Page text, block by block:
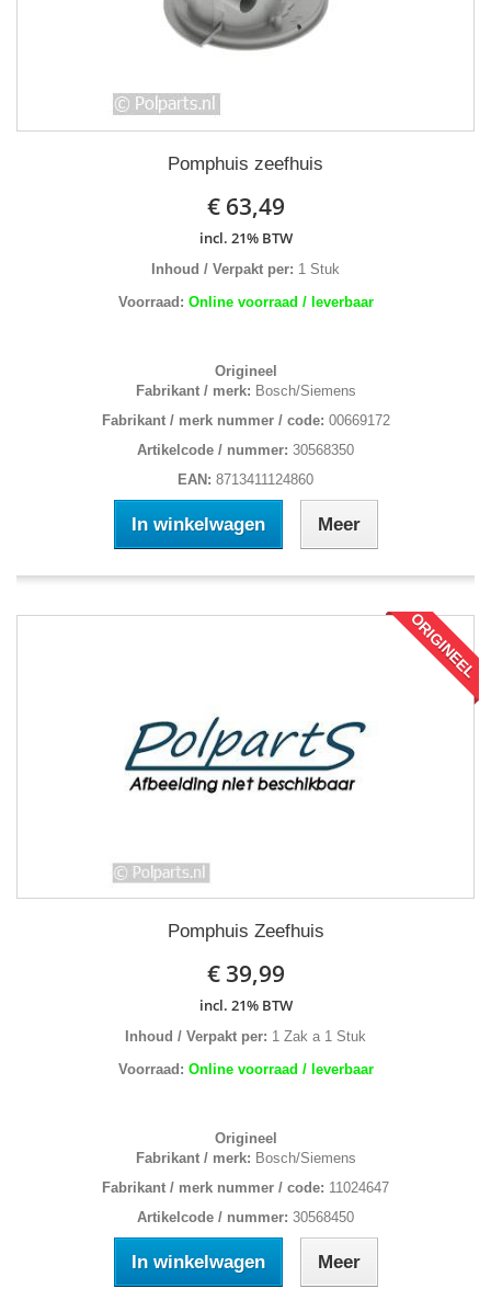
Pomphuis zeefhuis
€ 63,49
incl. 21% BTW
Inhoud / Verpakt per: 1 Stuk
Voorraad: Online voorraad / leverbaar
Origineel
Fabrikant / merk: Bosch/Siemens
Fabrikant / merk nummer / code: 00669172
Artikelcode / nummer: 30568350
EAN: 8713411124860
In winkelwagen Meer
ORIGINEEL
Pomphuis Zeefhuis
€ 39,99
incl. 21% BTW
Inhoud / Verpakt per: 1 Zak a 1 Stuk
Voorraad: Online voorraad / leverbaar
Origineel
Fabrikant / merk: Bosch/Siemens
Fabrikant / merk nummer / code: 11024647
Artikelcode / nummer: 30568450
In winkelwagen Meer